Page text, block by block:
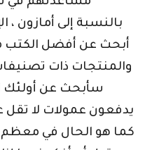
مساعدتهم في
بالنسبة إلى أمازون ،
أبحث عن أفضل الكتب
كما هو الحال في معظم